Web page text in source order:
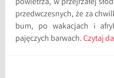
powietrza, w przejrzałej
przedwczesnych, że za
bum, po wakacjach i
pajęczych barwach.Czytaj